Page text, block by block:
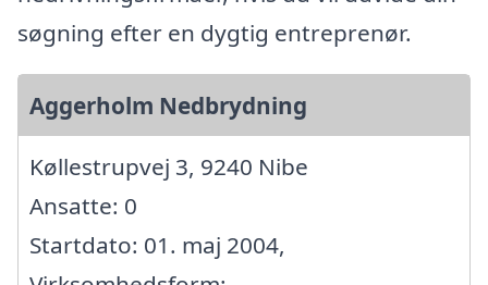
søgning efter en dygtig entreprenør.
Aggerholm Nedbrydning
Køllestrupvej 3, 9240 Nibe
Ansatte: 0
Startdato: 01. maj 2004,